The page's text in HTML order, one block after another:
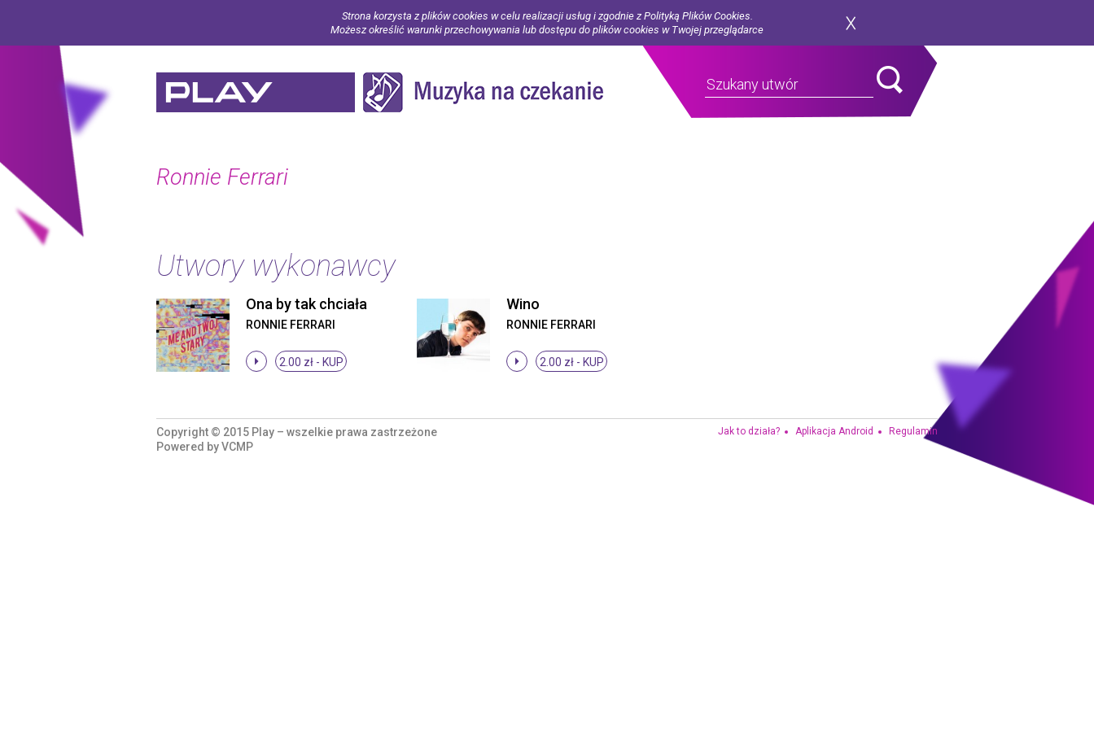
Strona korzysta z plików cookies w celu realizacji usług i zgodnie z Polityką Plików Cookies.
Możesz określić warunki przechowywania lub dostępu do plików cookies w Twojej przeglądarce
Ronnie Ferrari
Utwory wykonawcy
Ona by tak chciała
RONNIE FERRARI
2.00 zł - KUP
Wino
RONNIE FERRARI
2.00 zł - KUP
Copyright © 2015 Play – wszelkie prawa zastrzeżone
Powered byVCMP
Jak to działa? Aplikacja Android Regulamin